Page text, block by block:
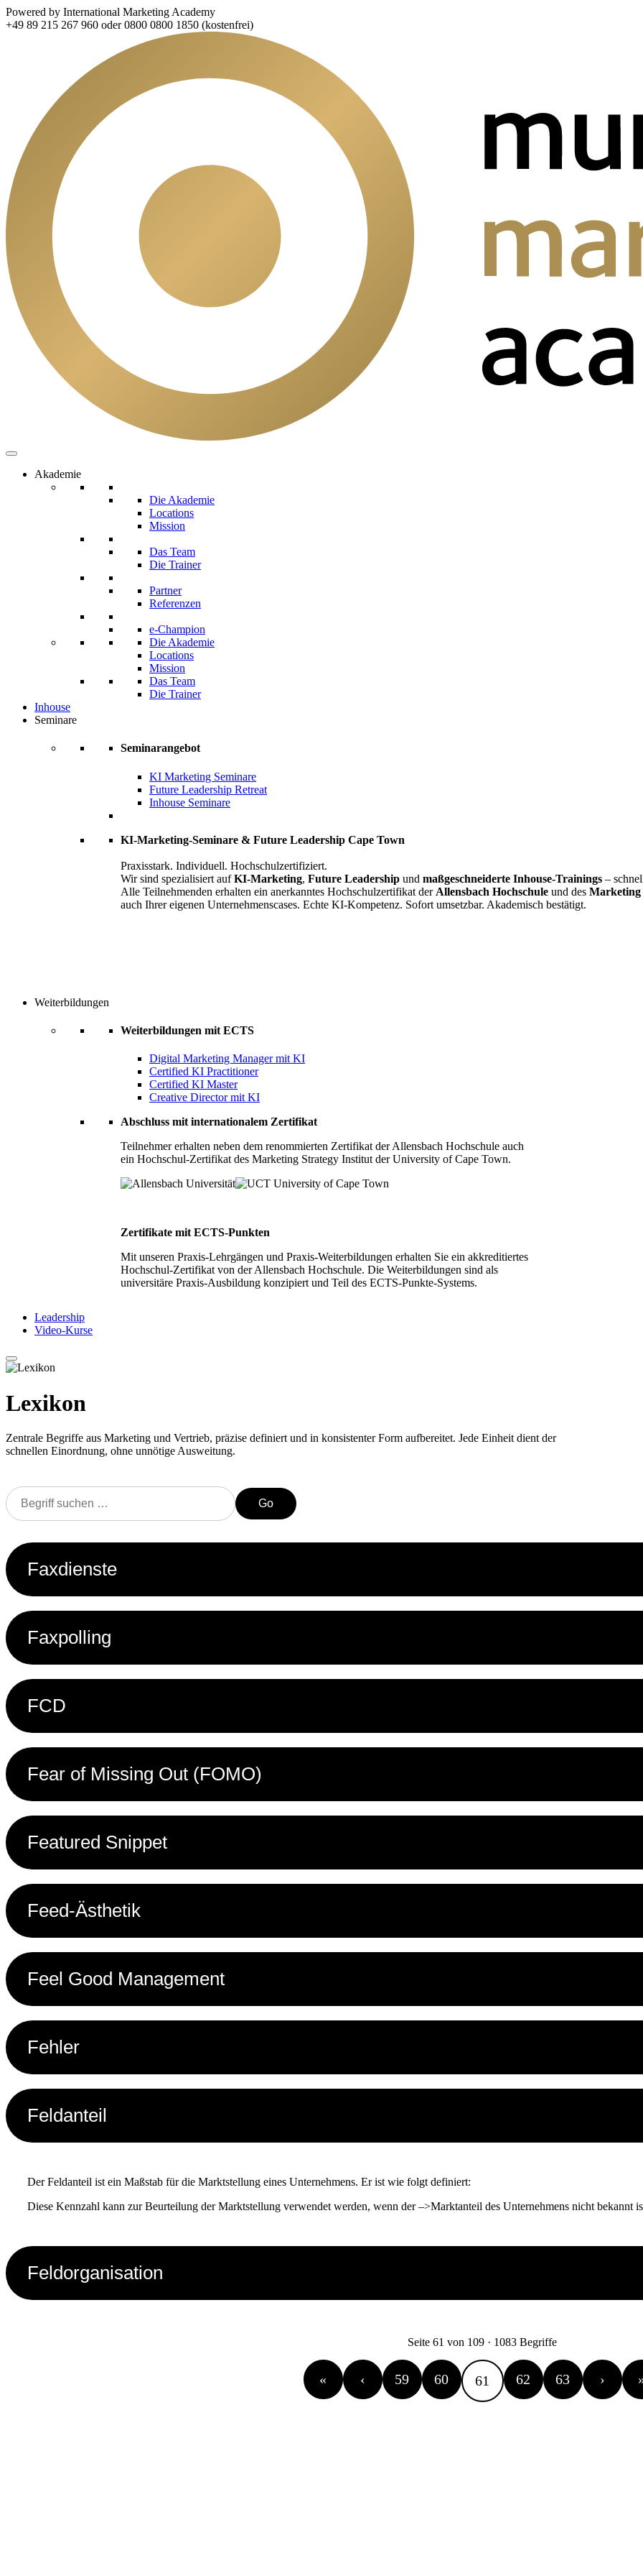
Powered by International Marketing Academy
+49 89 215 267 960 oder 0800 0800 1850 (kostenfrei)
Akademie
Die Akademie
Locations
Mission
Das Team
Die Trainer
Partner
Referenzen
e-Champion
Die Akademie
Locations
Mission
Das Team
Die Trainer
Inhouse
Seminare
Seminarangebot
KI Marketing Seminare
Future Leadership Retreat
Inhouse Seminare
KI-Marketing-Seminare & Future Leadership Cape Town
Praxisstark. Individuell. Hochschulzertifiziert.
Wir sind spezialisiert aufKI-Marketing, Future Leadership und maßgeschneiderte Inhouse-Trainings –
Alle Teilnehmenden erhalten ein anerkanntes Hochschulzertifikat der Allensbach Hochschule und des Marketing
auch Ihrer eigenen Unternehmenscases. Echte KI-Kompetenz. Sofort umsetzbar. Akademisch bestätigt.
Weiterbildungen
Weiterbildungen mit ECTS
Digital Marketing Manager mit KI
Certified KI Practitioner
Certified KI Master
Creative Director mit KI
Abschluss mit internationalem Zertifikat
Teilnehmer erhalten neben dem renommierten Zertifikat der Allensbach Hochschule auch
ein Hochschul-Zertifikat des Marketing Strategy Institut der University of Cape Town.
Zertifikate mit ECTS-Punkten
Mit unseren Praxis-Lehrgängen und Praxis-Weiterbildungen erhalten Sie ein akkreditiertes
Hochschul-Zertifikat von der Allensbach Hochschule. Die Weiterbildungen sind als
universitäre Praxis-Ausbildung konzipiert und Teil des ECTS-Punkte-Systems.
Leadership
Video-Kurse
Lexikon
Zentrale Begriffe aus Marketing und Vertrieb, präzise definiert und in konsistenter Form aufbereitet. Jede Einheit dient der
schnellen Einordnung, ohne unnötige Ausweitung.
Go
Faxdienste
Faxpolling
FCD
Fear of Missing Out (FOMO)
Featured Snippet
Feed-Ästhetik
Feel Good Management
Fehler
Feldanteil
Der Feldanteil ist ein Maßstab für die Marktstellung eines Unternehmens. Er ist wie folgt definiert:
Diese Kennzahl kann zur Beurteilung der Marktstellung verwendet werden, wenn der –>Marktanteil des Unternehmens nicht bekannt
Feldorganisation
Seite 61 von 109 · 1083 Begriffe
« ‹ 59 60 61 62 63 ›